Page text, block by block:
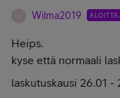
Wilma2019
Heips.
kyse että normaali
laskutuskausi 26.01 -